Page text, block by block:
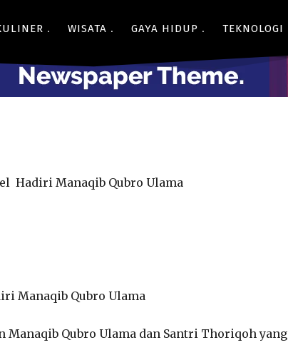
WISATA GAYA HIDUP TEKNOLOGI
- Advertisment -
Hadiri Manaqib Qubro Ulama
Manaqib Qubro Ulama
Qubro Ulama dan Santri Thoriqoh yang